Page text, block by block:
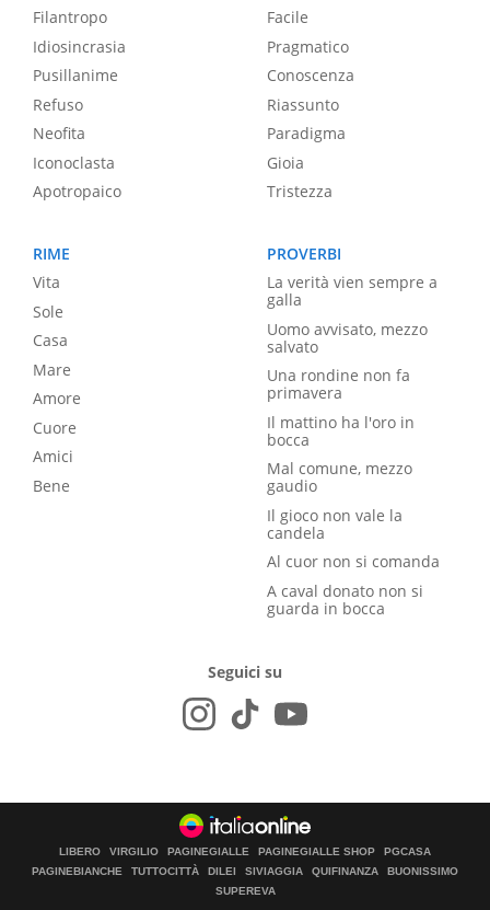
Filantropo
Idiosincrasia
Pusillanime
Refuso
Neofita
Iconoclasta
Apotropaico
Facile
Pragmatico
Conoscenza
Riassunto
Paradigma
Gioia
Tristezza
RIME
Vita
Sole
Casa
Mare
Amore
Cuore
Amici
Bene
PROVERBI
La verità vien sempre a
galla
Uomo avvisato, mezzo
salvato
Una rondine non fa
primavera
Il mattino ha l'oro in
bocca
Mal comune, mezzo
gaudio
Il gioco non vale la
candela
Al cuor non si comanda
A caval donato non si
guarda in bocca
Seguici su
LIBERO VIRGILIO PAGINEGIALLE PAGINEGIALLE SHOP
PGCASA
PAGINEBIANCHE
TUTTOCITTÀ DILEI SIVIAGGIA QUIFINANZA
BUONISSIMO
SUPEREVA